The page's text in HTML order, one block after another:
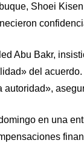
Shoei
Abu Bakr,
del
autoridad»,
en una